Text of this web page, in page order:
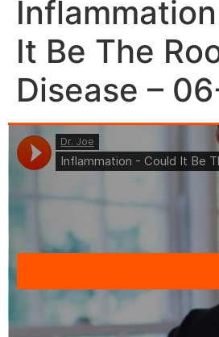
It Be The
Disease –